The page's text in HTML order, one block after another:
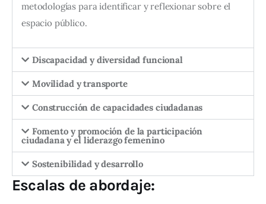
metodologías para identificar y reflexionar sobre el
espacio público.
Discapacidad y diversidad funcional
Movilidad y transporte
Construcción de capacidades ciudadanas
Fomento y promoción de la participación
ciudadana y el liderazgo femenino
Sostenibilidad y desarrollo
Escalas de abordaje: